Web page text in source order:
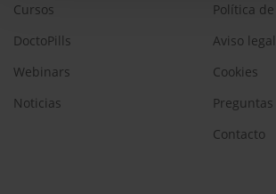
Cursos
DoctoPills
Webinars
Noticias
Política
Aviso legal
Cookies
Contacto